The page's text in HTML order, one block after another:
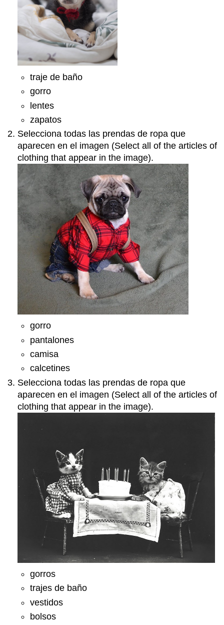
traje de baño
gorro
lentes
zapatos
Selecciona todas las prendas de ropa que
aparecen en el imagen (Select all of the articles of
clothing that appear in the image).
gorro
pantalones
camisa
calcetines
Selecciona todas las prendas de ropa que
aparecen en el imagen (Select all of the articles of
clothing that appear in the image).
gorros
trajes de baño
vestidos
bolsos